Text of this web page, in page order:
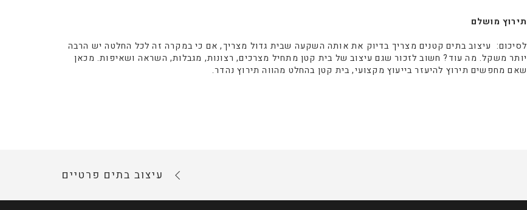
תירוץ מושלם
לסיכום: עיצוב בתים קטנים מצריך בדיוק את אותה השקעה שבית גדול מצריך, אם כי במקרה זה לכל החלטה יש הרבה
יותר משקל. מה עוד? חשוב לזכור שגם עיצוב של בית קטן מתחיל מצרכים, רצונות, מגבלות, השראה ושאיפות. מכאן
שאם מחפשים תירוץ להיעזר בייעוץ מקצועי, בית קטן בהחלט מהווה תירוץ נהדר.
עיצוב בתים פרטיים